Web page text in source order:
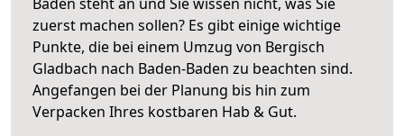
zuerst machen sollen? Es gibt einige wichtige
Punkte, die bei einem Umzug von Bergisch
Gladbach nach Baden-Baden zu beachten sind.
Angefangen bei der Planung bis hin zum
Verpacken Ihres kostbaren Hab & Gut.